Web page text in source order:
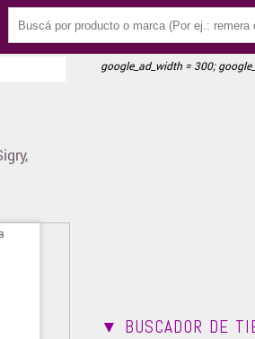
google_ad_width = 300;
▼ BUSCADOR DE